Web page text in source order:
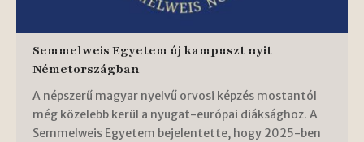
Semmelweis Egyetem új kampuszt nyit
Németországban
A népszerű magyar nyelvű orvosi képzés mostantól
még közelebb kerül a nyugat-európai diáksághoz. A
Semmelweis Egyetem bejelentette, hogy 2025-ben